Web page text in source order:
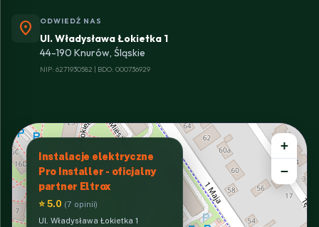
location_on ODWIEDŹ NAS
Ul. Władysława Łokietka 1
44-190 Knurów, Śląskie
NIP: 6271930582 | BDO: 000736929
Instalacje elektryczne
Pro Installer - oficjalny
partner Eltrox
⭐ 5.0 (7 opinii)
Ul. Władysława Łokietka 1
+
−